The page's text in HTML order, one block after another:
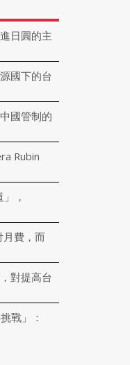
日圓的主
國下的台
國管制的
Rubin
，
月費，而
對提高台
戰」：